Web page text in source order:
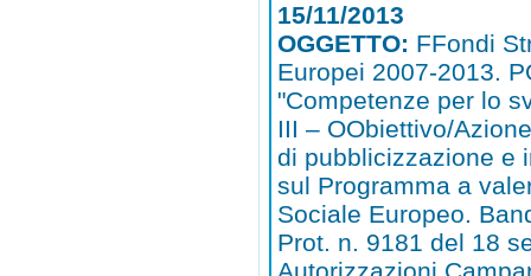
15/11/2013
OGGETTO: FFondi
Europei 2007-2013.
"Competenze per lo
III – OObiettivo/
di pubblicizzazione e
sul Programma a
Sociale Europeo.
Prot. n. 9181 del 18